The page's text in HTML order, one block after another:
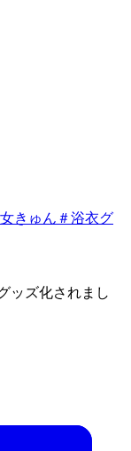
きゅん ＃浴衣グ
ッズ化されまし